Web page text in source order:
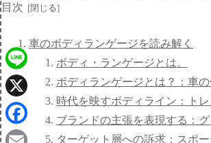
目次
車のボディランゲージを読み解く
ボディ・ランゲージとは。
ボディランゲージとは？：車
時代を映すボディライン：ト
ブランドの主張を表現する：
ターゲット層への訴求：スポ
Line
X
Facebook